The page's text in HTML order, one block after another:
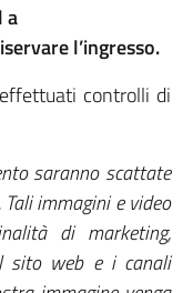
a
l’ingresso.
controlli di
saranno scattate
immagini e video
di marketing,
sito web e i canali